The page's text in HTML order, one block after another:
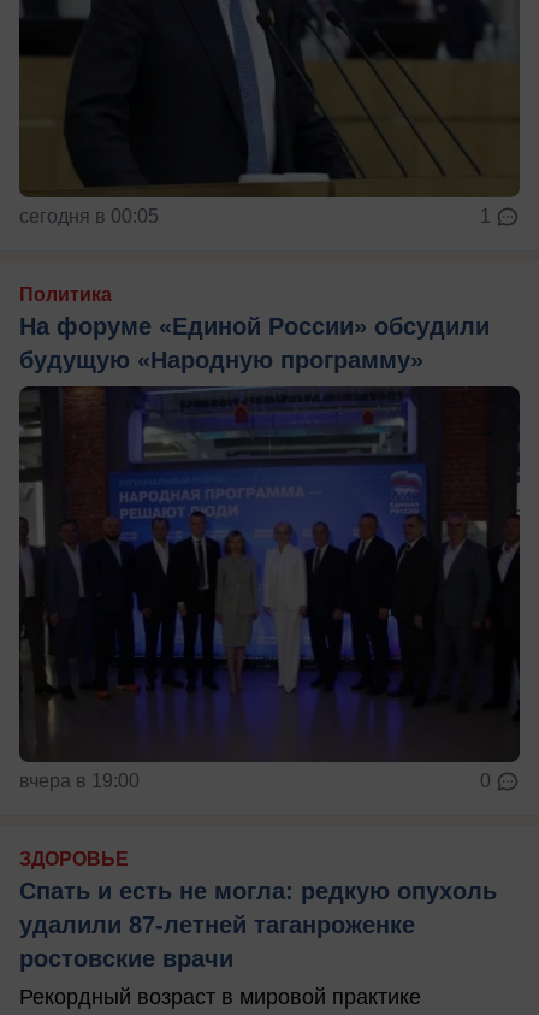
сегодня в 00:05 1
Политика
На форуме «Единой России» обсудили
будущую «Народную программу»
вчера в 19:00 0
ЗДОРОВЬЕ
Спать и есть не могла: редкую опухоль
удалили 87-летней таганроженке
ростовские врачи
Рекордный возраст в мировой практике